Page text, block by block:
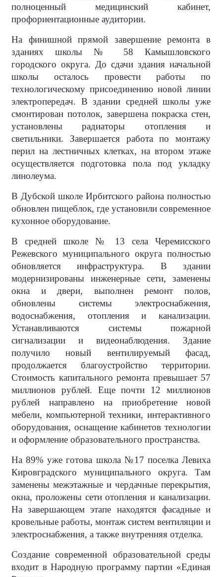
полноценный медицинский кабинет,
профориентационные аудитории.
На финишной прямой завершение ремонта в
зданиях школы № 58 Камышловского
городского округа. До сдачи здания начальной
школы осталось провести работы по
технологическому присоединению новой линии
электропередач. В здании средней школы уже
смонтирован потолок, завершена покраска стен,
установлены радиаторы отопления и
светильники. Завершается работа по монтажу
перил на лестничных клетках, на втором этаже
осуществляется подготовка пола под укладку
линолеума.
В Дубской школе Ирбитского района полностью
обновлен пищеблок, где установили современное
кухонное оборудование.
В средней школе № 13 села Черемисского
Режевского муниципального округа полностью
обновляется инфраструктура. В здании
модернизированы инженерные сети, заменены
окна и двери, выполнен ремонт полов,
обновлены системы электроснабжения,
водоснабжения, отопления и канализации.
Устанавливаются системы пожарной
сигнализации и видеонаблюдения. Здание
получило новый вентилируемый фасад,
продолжается благоустройство территории.
Стоимость капитального ремонта превышает 57
миллионов рублей. Еще почти 12 миллионов
рублей направлено на приобретение новой
мебели, компьютерной техники, интерактивного
оборудования, оснащение кабинетов технологии
и оформление образовательного пространства.
На 89% уже готова школа №17 поселка Левиха
Кировградского муниципального округа. Там
заменены межэтажные и чердачные перекрытия,
окна, проложены сети отопления и канализации.
На завершающем этапе находятся фасадные и
кровельные работы, монтаж систем вентиляции и
электроснабжения, а также внутренняя отделка.
Создание современной образовательной среды
входит в Народную программу партии «Единая